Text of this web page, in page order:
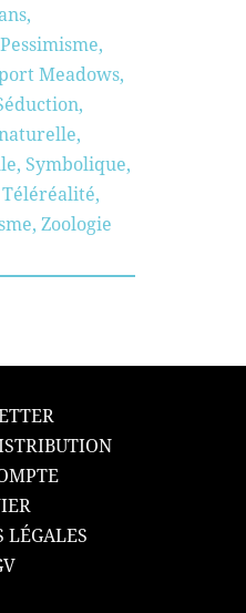
,
,
Meadows,
,
,
, Symbolique,
Téléréalité,
, Zoologie
LÉGALES